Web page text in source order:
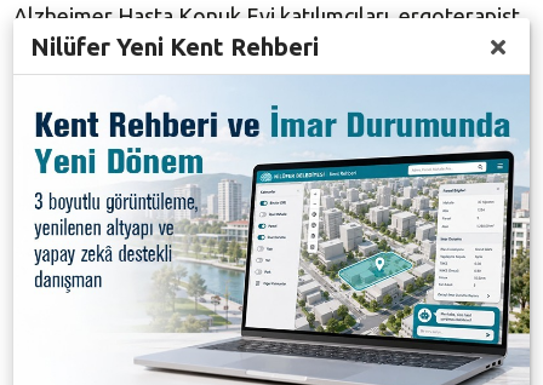
Alzheimer Hasta Konuk Evi katılımcıları, ergoterapist
eşliğinde gerçekleştirilen bilişsel ve motor beceri
aktivitelerinin yanında film, müzik ve mutfak
etkinlikleriyle de hem kendilerini geliştiriyor hem de
kaliteli vakit geçiriyor.
Nilüfer Belediyesi Lions&Ercan Dikencik Alzheimer
Hasta Konuk Evi’nin, Bursa’da bu alanda hizmet veren
ilk tesis olduğunu belirten Nilüfer Belediye Başkanı
Turgay Erdem, pandemi sürecinin ardından normal
yaşama geçilmesiyle birlikte gece bölümünü de
hizmete açtıklarını söyledi. Alzheimer Hasta Konuk
Evi’nde bulunan hastalar ile ailelerinin mutlu
Nilüfer Yeni Kent Rehberi